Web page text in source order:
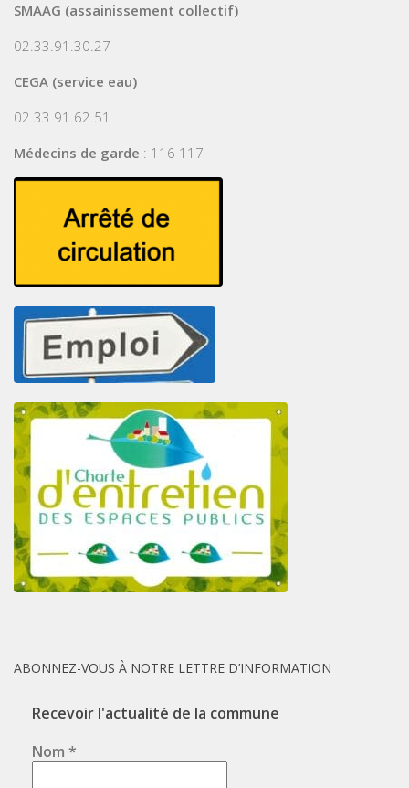
SMAAG (assainissement collectif)
02.33.91.30.27
CEGA (service eau)
02.33.91.62.51
Médecins de garde : 116 117
ABONNEZ-VOUS À NOTRE LETTRE D’INFORMATION
Recevoir l'actualité de la commune
Nom *